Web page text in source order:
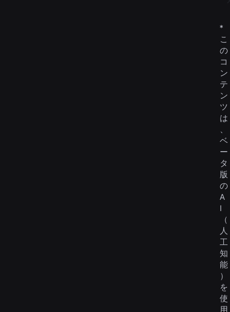
*
こ
の
コ
ン
テ
ン
ツ
は
、
ベ
ー
タ
版
の
A
I
（
人
工
知
能
）
を
使
用